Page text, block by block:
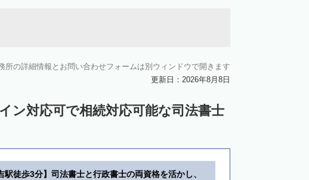
所の詳細情報とお問い合わせフォームは別ウィンドウで開きます
更新日：2026年8月8日
ン対応可で相続対応可能な司法書士
駅徒歩3分】司法書士と行政書士の両資格を活かし、